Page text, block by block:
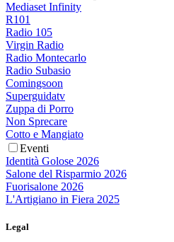
Mediaset Infinity
R101
Radio 105
Virgin Radio
Radio Montecarlo
Radio Subasio
Comingsoon
Superguidatv
Zuppa di Porro
Non Sprecare
Cotto e Mangiato
Eventi
Identità Golose 2026
Salone del Risparmio 2026
Fuorisalone 2026
L'Artigiano in Fiera 2025
Legal